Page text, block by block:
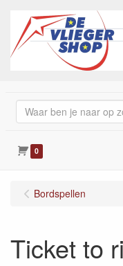
0
Bordspellen
Ticket to